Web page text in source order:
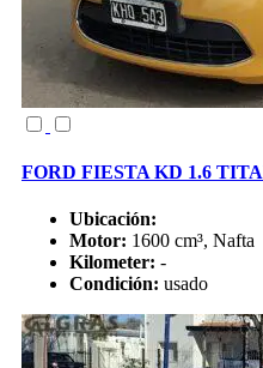
FORD FIESTA KD 1.6
Ubicación:
Motor: 1600 cm³, Nafta
Kilometer: -
Condición: usado